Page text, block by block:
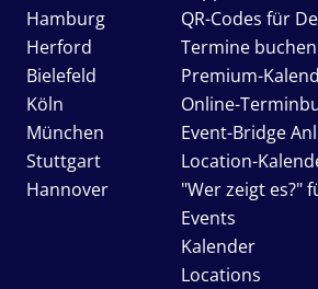
Hamburg
Herford
Bielefeld
Köln
München
Stuttgart
Hannover
QR-Codes für
Termine buchen
Premium-
Online-
Event-Bridge
Location-
"Wer zeigt es?"
Events
Kalender
Locations